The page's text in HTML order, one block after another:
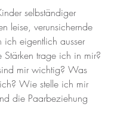
selbständiger
leise, verunsichernde
ich eigentlich ausser
trage ich in mir?
mir wichtig? Was
Wie stelle ich mir
die Paarbeziehung